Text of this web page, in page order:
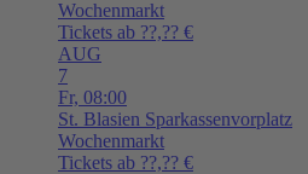
Wochenmarkt
Tickets ab ??,?? €
AUG
7
Fr, 08:00
St. Blasien Sparkassenvorplatz
Wochenmarkt
Tickets ab ??,?? €